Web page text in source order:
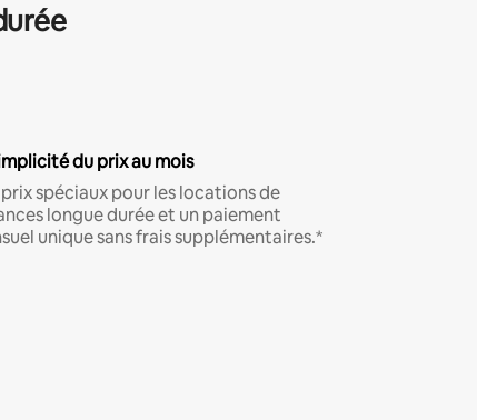
du prix au mois
prix spéciaux pour les locations de
longue durée et un paiement
unique sans frais supplémentaires.*